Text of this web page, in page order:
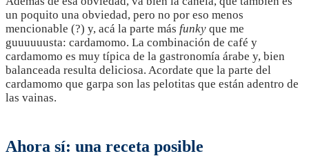
un poquito una obviedad, pero no por eso menos
mencionable (?) y, acá la parte más funky que me
guuuuuusta: cardamomo. La combinación de café y
cardamomo es muy típica de la gastronomía árabe y, bien
balanceada resulta deliciosa. Acordate que la parte del
cardamomo que garpa son las pelotitas que están adentro de
las vainas.
Ahora sí: una receta posible